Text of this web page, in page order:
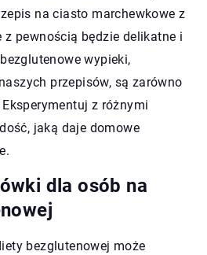
na ciasto marchewkowe z
z pewnością będzie delikatne i
wypieki,
przepisów, są zarówno
z różnymi
jaką daje domowe
dla osób na
bezglutenowej może